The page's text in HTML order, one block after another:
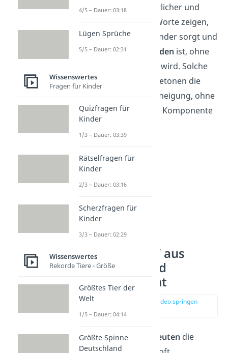
dich“, wirkt aber natürlicher und
. Die Worte zeigen,
dass man sich umeinander sorgt und
emotionaleng verbunden ist, ohne
dass es zu dramatisch wird. Solche
Liebesbekundungen betonen die
familiäre Nähe und Zuneigung, ohne
dass eine romantische Komponente
mitschwingt.
„Hab dich lieb“ aus
männlicher und
weiblicher Sicht
zur Stelle im Video springen
Männer und Frauen deuten die
4/5 – Dauer: 03:18
Lügen Sprüche
5/5 – Dauer: 02:31
Wissenswertes
Fragen für Kinder
Quizfragen für
Kinder
1/3 – Dauer: 03:39
Rätselfragen für
Kinder
2/3 – Dauer: 03:16
Scherzfragen für
Kinder
3/3 – Dauer: 02:29
Wissenswertes
Rekorde Tiere - Größe
Größtes Tier der
Welt
1/5 – Dauer: 04:14
Größte Spinne
Deutschland